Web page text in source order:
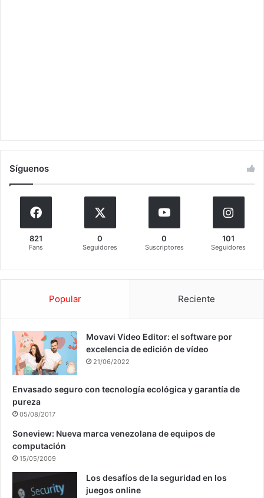
Síguenos
821
Fans
0
Seguidores
0
Suscriptores
101
Seguidores
Popular Reciente
Movavi Video Editor: el software por
excelencia de edición de vídeo
21/06/2022
Envasado seguro con tecnología ecológica y garantía de
pureza
05/08/2017
Soneview: Nueva marca venezolana de equipos de
computación
15/05/2009
Los desafíos de la seguridad en los
juegos online